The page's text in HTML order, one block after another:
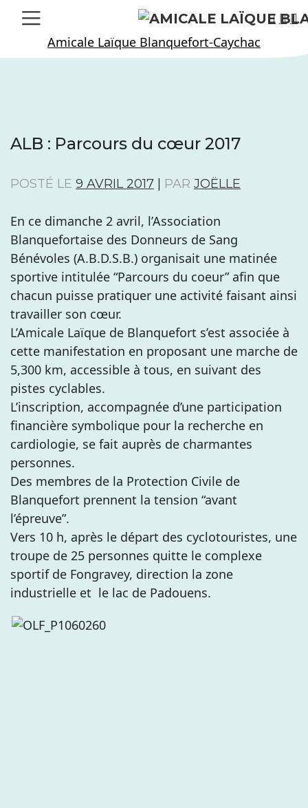
Skip
Amicale Laïque Blanquefort-Caychac
ALB : Parcours du cœur 2017
POSTÉ LE 9 AVRIL 2017 PAR JOËLLE
En ce dimanche 2 avril, l’Association
Blanquefortaise des Donneurs de Sang
Bénévoles (A.B.D.S.B.) organisait une matinée
sportive intitulée “Parcours du coeur” afin que
chacun puisse pratiquer une activité faisant ainsi
travailler son cœur.
L’Amicale Laïque de Blanquefort s’est associée à
cette manifestation en proposant une marche de
5,300 km, accessible à tous, en suivant des
pistes cyclables.
L’inscription, accompagnée d’une participation
financière symbolique pour la recherche en
cardiologie, se fait auprès de charmantes
personnes.
Des membres de la Protection Civile de
Blanquefort prennent la tension “avant
l’épreuve”.
Vers 10 h, après le départ des cyclotouristes, une
troupe de 25 personnes quitte le complexe
sportif de Fongravey, direction la zone
industrielle et le lac de Padouens.